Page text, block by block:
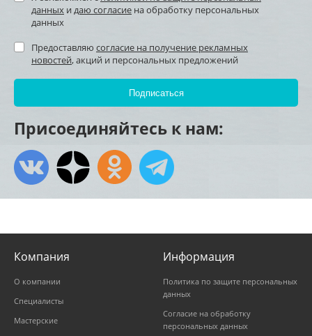
данных и даю согласие на обработку персональных
данных
Предоставляю согласие на получение рекламных
новостей, акций и персональных предложений
Присоединяйтесь к нам:
Компания
О компании
Специалисты
Мастерские
Информация
Политика по защите персональных
данных
Согласие на обработку
персональных данных